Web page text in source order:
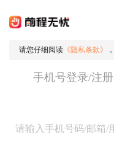
请您仔细阅读 《隐私条款》
手机号登录/注册